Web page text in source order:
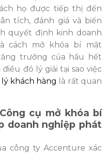
họ được tiếp thị đến
tích, đánh giá và biến
quyết định kinh doanh
cách mở khóa bí mật
trưởng của hầu hết
đó lý giải tại sao việc
khách hàng
là rất quan
cụ mở khóa bí
doanh nghiệp phát
công ty Accenture xác